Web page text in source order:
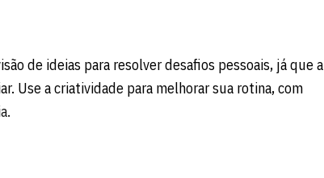
de ideias para resolver desafios pessoais, já que a
Use a criatividade para melhorar sua rotina, com